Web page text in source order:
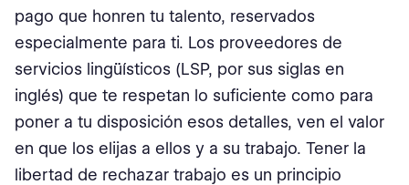
pago que honren tu talento, reservados
especialmente para ti. Los proveedores de
servicios lingüísticos (LSP, por sus siglas en
inglés) que te respetan lo suficiente como para
poner a tu disposición esos detalles, ven el valor
en que los elijas a ellos y a su trabajo. Tener la
libertad de rechazar trabajo es un principio